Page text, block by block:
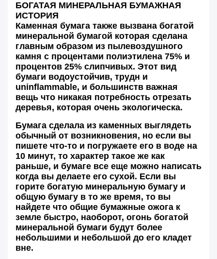
БОГАТАЯ МИНЕРАЛЬНАЯ БУМАЖНАЯ
ИСТОРИЯ
Каменная бумага также вызвана богатой
минеральной бумагой которая сделана
главным образом из пылевоздушного
камня с процентами полиэтилена 75% и
процентов 25% слипчивых. Этот вид
бумаги водоустойчив, трудн и
uninflammable, и большинств важная
вещь что никакая потребность отрезать
деревья, которая очень экологическа.
Бумага сделала из каменных выглядеть
обычный от возникновения, но если вы
пишете что-то и погружаете его в воде на
10 минут, то характер такое же как
раньше, и бумаге все еще можно написать
когда вы делаете его сухой. Если вы
горите богатую минеральную бумагу и
общую бумагу в то же время, то вы
найдете что общие бумажные ожога к
земле быстро, наоборот, огонь богатой
минеральной бумаги будут более
небольшими и небольшой до его кладет
вне.